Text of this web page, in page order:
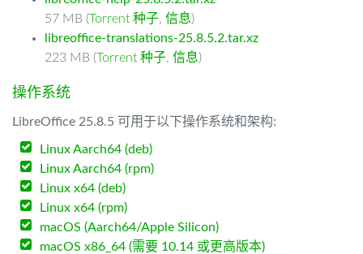
57 MB (Torrent 种子, 信息)
libreoffice-translations-25.8.5.2.tar.xz
223 MB (Torrent 种子, 信息)
操作系统
LibreOffice 25.8.5 可用于以下操作系统和架构:
Linux Aarch64 (deb)
Linux Aarch64 (rpm)
Linux x64 (deb)
Linux x64 (rpm)
macOS (Aarch64/Apple Silicon)
macOS x86_64 (需要 10.14 或更高版本)